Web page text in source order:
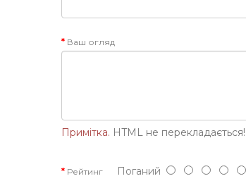
Ваш огляд
Примітка. HTML не перекладається!
Рейтинг Поганий